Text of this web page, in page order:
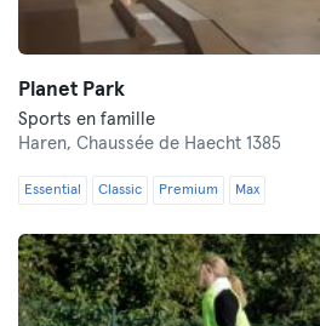
Planet Park
Sports en famille
Haren, Chaussée de Haecht 1385
Essential Classic Premium Max